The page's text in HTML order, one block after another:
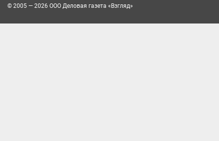
© 2005 — 2026 ООО Деловая газета «Взгляд»